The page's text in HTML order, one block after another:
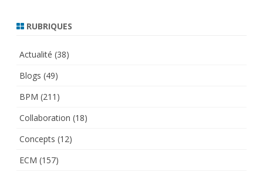
RUBRIQUES
Actualité (38)
Blogs (49)
BPM (211)
Collaboration (18)
Concepts (12)
ECM (157)